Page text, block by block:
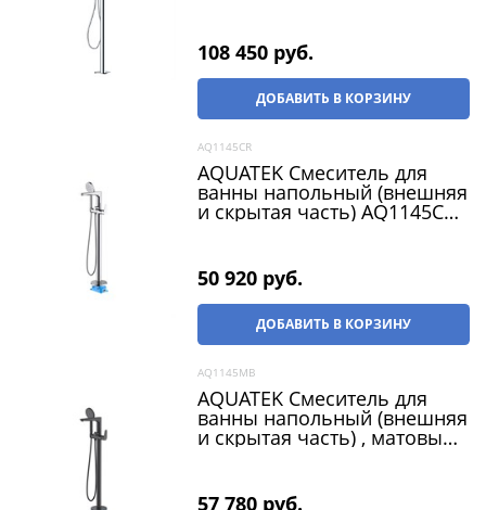
108 450 руб.
ДОБАВИТЬ В КОРЗИНУ
AQ1145CR
AQUATEK Смеситель для
ванны напольный (внешняя
и скрытая часть) AQ1145CR
50 920 руб.
ДОБАВИТЬ В КОРЗИНУ
AQ1145MB
AQUATEK Смеситель для
ванны напольный (внешняя
и скрытая часть) , матовый
57 780 руб.